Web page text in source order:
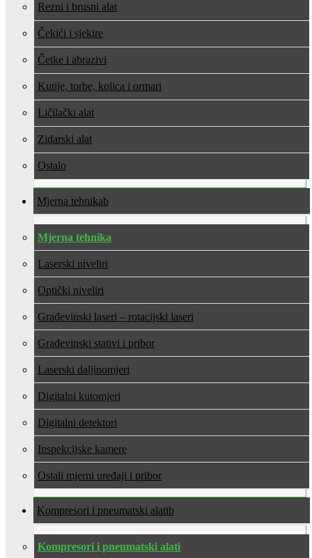
Rezni i brusni alat
Čekići i sjekire
Četke i abrazivi
Kutije, torbe, kolica i ormari
Ličilački alat
Zidarski alat
Ostalo
Mjerna tehnika
Mjerna tehnika
Laserski niveliri
Optički niveliri
Građevinski laseri – rotacijski laseri
Građevinski stativi i pribor
Laserski daljinomjeri
Digitalni kutomjeri
Digitalni detektori
Inspekcijske kamere
Ostali mjerni uređaji i pribor
Kompresori i pneumatski alati
Kompresori i pneumatski alati